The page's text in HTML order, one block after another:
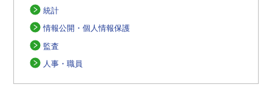
統計
情報公開・個人情報保護
監査
人事・職員